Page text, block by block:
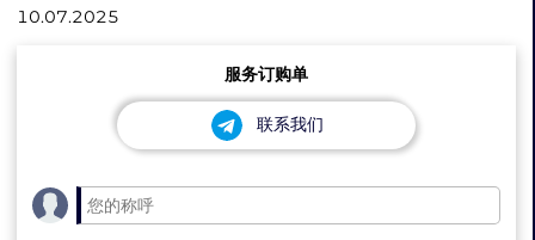
10.07.2025
服务订购单
联系我们